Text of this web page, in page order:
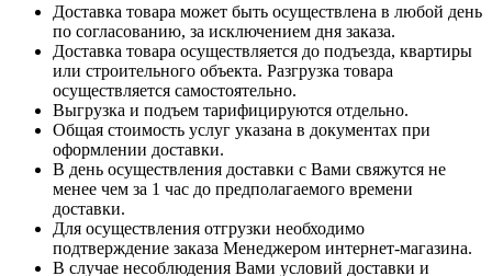
Доставка товара может быть осуществлена в любой день
по согласованию, за исключением дня заказа.
Доставка товара осуществляется до подъезда, квартиры
или строительного объекта. Разгрузка товара
осуществляется самостоятельно.
Выгрузка и подъем тарифицируются отдельно.
Общая стоимость услуг указана в документах при
оформлении доставки.
В день осуществления доставки с Вами свяжутся не
менее чем за 1 час до предполагаемого времени
доставки.
Для осуществления отгрузки необходимо
подтверждение заказа Менеджером интернет-магазина.
В случае несоблюдения Вами условий доставки и